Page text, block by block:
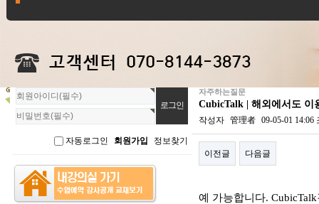
회
원
로
자동로그인 회원가입 정보찾기
자주하는질문
CubicTalk | 해외에서도 이
작성자 管理者 09-05-01 14:06
이전글 다음글
예 가능합니다.